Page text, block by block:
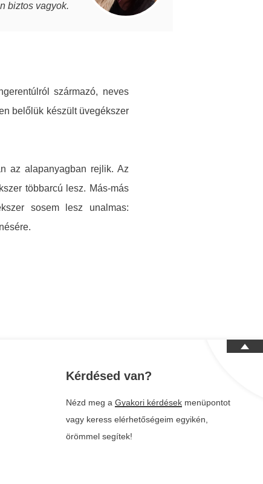
biztos vagyok.
származó, neves
belőlük készült üvegékszer
az alapanyagban rejlik. Az
többarcú lesz. Más-más
sosem lesz unalmas:
Kérdésed van?
Nézd meg a Gyakori kérdések menüpontot
vagy keress elérhetőségeim egyikén,
örömmel segítek!